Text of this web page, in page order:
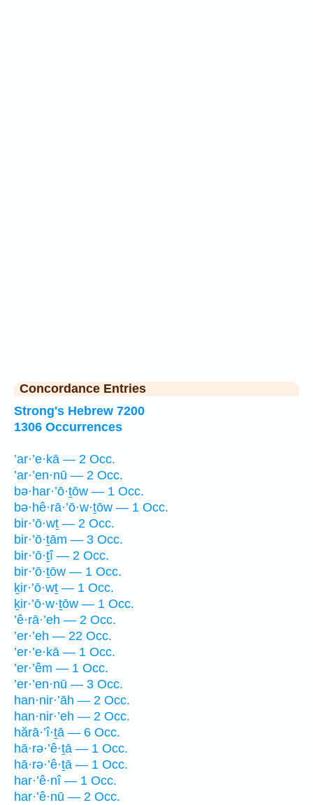
Concordance Entries
Strong's Hebrew 7200
1306 Occurrences
’ar·’e·kā — 2 Occ.
’ar·’en·nū — 2 Occ.
bə·har·’ō·ṯōw — 1 Occ.
bə·hê·rā·’ō·w·ṯōw — 1 Occ.
bir·’ō·wṯ — 2 Occ.
bir·’ō·ṯām — 3 Occ.
bir·’ō·ṯî — 2 Occ.
bir·’ō·ṯōw — 1 Occ.
ḵir·’ō·wṯ — 1 Occ.
ḵir·’ō·w·ṯōw — 1 Occ.
’ê·rā·’eh — 2 Occ.
’er·’eh — 22 Occ.
’er·’e·kā — 1 Occ.
’er·’êm — 1 Occ.
’er·’en·nū — 3 Occ.
han·nir·’āh — 2 Occ.
han·nir·’eh — 2 Occ.
hărā·’î·ṯā — 6 Occ.
hā·rə·’ê·ṯā — 1 Occ.
hā·rə·’ê·ṯā — 1 Occ.
har·’ê·nî — 1 Occ.
har·’ê·nū — 2 Occ.